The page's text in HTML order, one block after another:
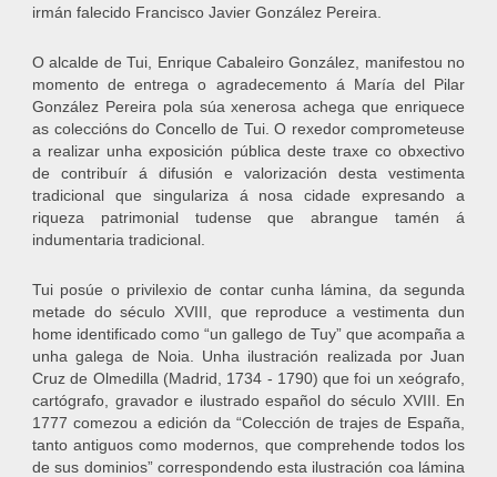
irmán falecido Francisco Javier González Pereira.
O alcalde de Tui, Enrique Cabaleiro González, manifestou no
momento de entrega o agradecemento á María del Pilar
González Pereira pola súa xenerosa achega que enriquece
as coleccións do Concello de Tui. O rexedor comprometeuse
a realizar unha exposición pública deste traxe co obxectivo
de contribuír á difusión e valorización desta vestimenta
tradicional que singulariza á nosa cidade expresando a
riqueza patrimonial tudense que abrangue tamén á
indumentaria tradicional.
Tui posúe o privilexio de contar cunha lámina, da segunda
metade do século XVIII, que reproduce a vestimenta dun
home identificado como “un gallego de Tuy” que acompaña a
unha galega de Noia. Unha ilustración realizada por Juan
Cruz de Olmedilla (Madrid, 1734 - 1790) que foi un xeógrafo,
cartógrafo, gravador e ilustrado español do século XVIII. En
1777 comezou a edición da “Colección de trajes de España,
tanto antiguos como modernos, que comprehende todos los
de sus dominios” correspondendo esta ilustración coa lámina